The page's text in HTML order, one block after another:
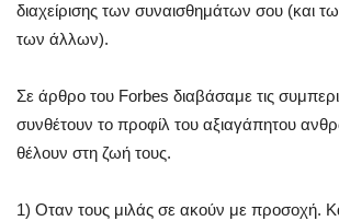
διαχείρισης των συναισθημάτων σου (και
των άλλων).
Σε άρθρo του Forbes διαβάσαμε τις
συνθέτουν το προφίλ του αξιαγάπητου
θέλουν στη ζωή τους.
1) Οταν τους μιλάς σε ακούν με προσοχή.